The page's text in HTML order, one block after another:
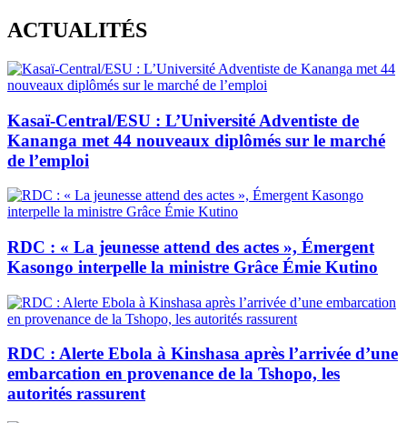
Skip
to
content
ACTUALITÉS
Kasaï-Central/ESU : L’Université Adventiste de
Kananga met 44 nouveaux diplômés sur le marché
de l’emploi
RDC : « La jeunesse attend des actes », Émergent
Kasongo interpelle la ministre Grâce Émie Kutino
RDC : Alerte Ebola à Kinshasa après l’arrivée d’une
embarcation en provenance de la Tshopo, les
autorités rassurent